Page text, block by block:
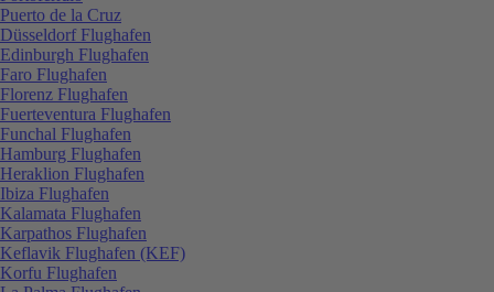
Puerto de la Cruz
Düsseldorf Flughafen
Edinburgh Flughafen
Faro Flughafen
Florenz Flughafen
Fuerteventura Flughafen
Funchal Flughafen
Hamburg Flughafen
Heraklion Flughafen
Ibiza Flughafen
Kalamata Flughafen
Karpathos Flughafen
Keflavik Flughafen (KEF)
Korfu Flughafen